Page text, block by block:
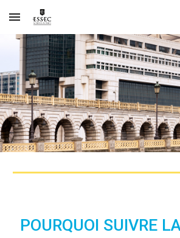
Skip to main content
POURQUOI SUIVRE